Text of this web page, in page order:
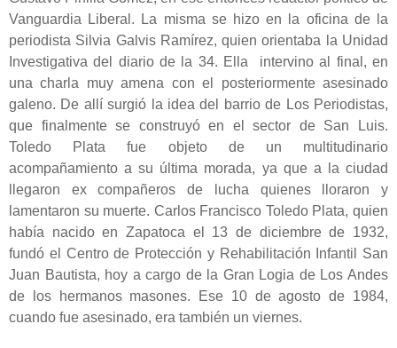
Vanguardia Liberal. La misma se hizo en la oficina de la
periodista Silvia Galvis Ramírez, quien orientaba la Unidad
Investigativa del diario de la 34. Ella intervino al final, en
una charla muy amena con el posteriormente asesinado
galeno. De allí surgió la idea del barrio de Los Periodistas,
que finalmente se construyó en el sector de San Luis.
Toledo Plata fue objeto de un multitudinario
acompañamiento a su última morada, ya que a la ciudad
llegaron ex compañeros de lucha quienes lloraron y
lamentaron su muerte. Carlos Francisco Toledo Plata, quien
había nacido en Zapatoca el 13 de diciembre de 1932,
fundó el Centro de Protección y Rehabilitación Infantil San
Juan Bautista, hoy a cargo de la Gran Logia de Los Andes
de los hermanos masones. Ese 10 de agosto de 1984,
cuando fue asesinado, era también un viernes.